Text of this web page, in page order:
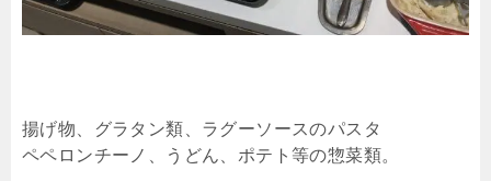
揚げ物、グラタン類、ラグーソースのパスタ
ペペロンチーノ、うどん、ポテト等の惣菜類。